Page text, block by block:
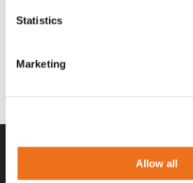
Statistics
Marketing
Allow all
T-shirt grå xl med
T-